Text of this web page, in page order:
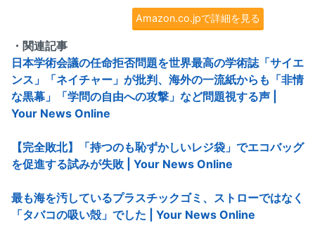
Amazon.co.jpで詳細を見る
・関連記事
日本学術会議の任命拒否問題を世界最高の学術誌「サイエ
ンス」「ネイチャー」が批判、海外の一流紙からも「非情
な黒幕」「学問の自由への攻撃」など問題視する声 |
Your News Online
【完全敗北】「持つのも恥ずかしいレジ袋」でエコバッグ
を促進する試みが失敗 | Your News Online
最も海を汚しているプラスチックゴミ、ストローではなく
「タバコの吸い殻」でした | Your News Online